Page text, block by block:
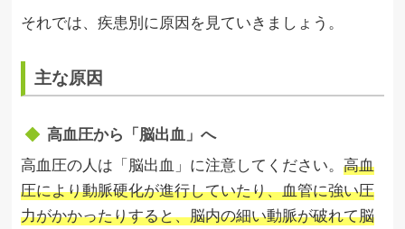
それでは、疾患別に原因を見ていきましょう。
主な原因
高血圧から「脳出血」へ
高血圧の人は「脳出血」に注意してください。高血
圧により動脈硬化が進行していたり、血管に強い圧
力がかかったりすると、脳内の細い動脈が破れて脳